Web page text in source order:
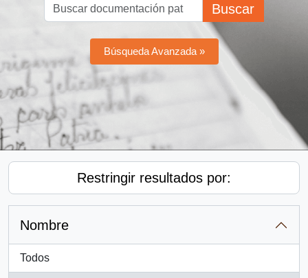
Buscar
Búsqueda Avanzada »
Restringir resultados por:
Nombre
Todos